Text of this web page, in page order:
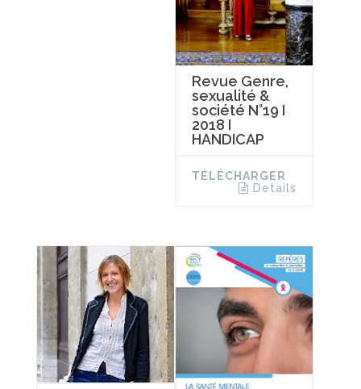
Revue Genre,
sexualité &
société N°19 I
2018 I
HANDICAP
TÉLÉCHARGER
Details